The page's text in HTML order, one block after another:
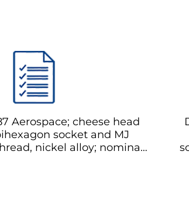
Aerospace; cheese head
socket and MJ
nickel alloy; nominal